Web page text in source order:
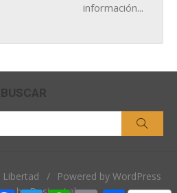
información...
BUSCAR
/
Powered by WordPress